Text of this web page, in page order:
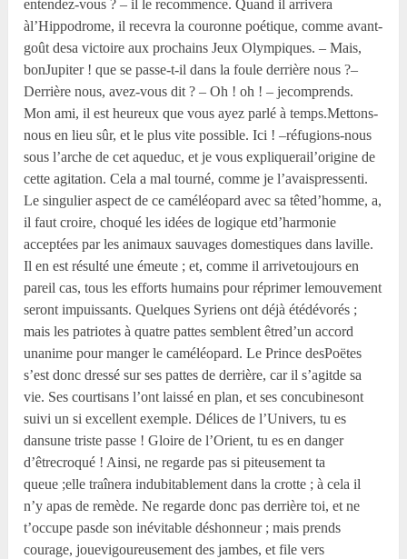
entendez-vous ? – il le recommence. Quand il arrivera
àl’Hippodrome, il recevra la couronne poétique, comme avant-
goût desa victoire aux prochains Jeux Olympiques. – Mais,
bonJupiter ! que se passe-t-il dans la foule derrière nous ?–
Derrière nous, avez-vous dit ? – Oh ! oh ! – jecomprends.
Mon ami, il est heureux que vous ayez parlé à temps.Mettons-
nous en lieu sûr, et le plus vite possible. Ici ! –réfugions-nous
sous l’arche de cet aqueduc, et je vous expliquerail’origine de
cette agitation. Cela a mal tourné, comme je l’avaispressenti.
Le singulier aspect de ce caméléopard avec sa têted’homme, a,
il faut croire, choqué les idées de logique etd’harmonie
acceptées par les animaux sauvages domestiques dans laville.
Il en est résulté une émeute ; et, comme il arrivetoujours en
pareil cas, tous les efforts humains pour réprimer lemouvement
seront impuissants. Quelques Syriens ont déjà étédévorés ;
mais les patriotes à quatre pattes semblent êtred’un accord
unanime pour manger le caméléopard. Le Prince desPoëtes
s’est donc dressé sur ses pattes de derrière, car il s’agitde sa
vie. Ses courtisans l’ont laissé en plan, et ses concubinesont
suivi un si excellent exemple. Délices de l’Univers, tu es
dansune triste passe ! Gloire de l’Orient, tu es en danger
d’êtrecroqué ! Ainsi, ne regarde pas si piteusement ta
queue ;elle traînera indubitablement dans la crotte ; à cela il
n’y apas de remède. Ne regarde donc pas derrière toi, et ne
t’occupe pasde son inévitable déshonneur ; mais prends
courage, jouevigoureusement des jambes, et file vers